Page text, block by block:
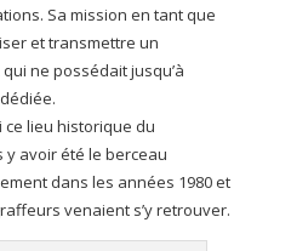
Sa mission en tant que
et transmettre un
ne possédait jusqu’à
lieu historique du
y avoir été le berceau
dans les années 1980 et
venaient s’y retrouver.